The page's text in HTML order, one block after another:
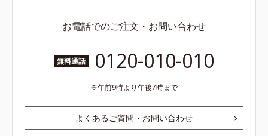
お電話でのご注文・お問い合わせ
無料通話 0120-010-010
午前9時より午後7時まで
よくあるご質問・お問い合わせ